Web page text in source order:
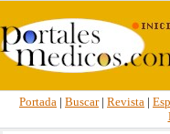
Portada | Buscar| Revista |